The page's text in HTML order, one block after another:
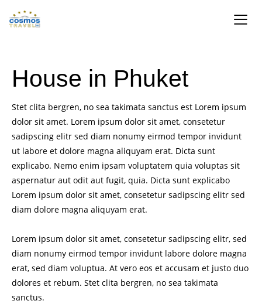
House in Phuket
Stet clita bergren, no sea takimata sanctus est Lorem ipsum
dolor sit amet. Lorem ipsum dolor sit amet, consetetur
sadipscing elitr sed diam nonumy eirmod tempor invidunt
ut labore et dolore magna aliquyam erat. Dicta sunt
explicabo. Nemo enim ipsam voluptatem quia voluptas sit
aspernatur aut odit aut fugit, quia. Dicta sunt explicabo
Lorem ipsum dolor sit amet, consetetur sadipscing elitr sed
diam dolore magna aliquyam erat.
Lorem ipsum dolor sit amet, consetetur sadipscing elitr, sed
diam nonumy eirmod tempor invidunt labore dolore magna
erat, sed diam voluptua. At vero eos et accusam et justo duo
dolores et rebum. Stet clita bergren, no sea takimata
sanctus.